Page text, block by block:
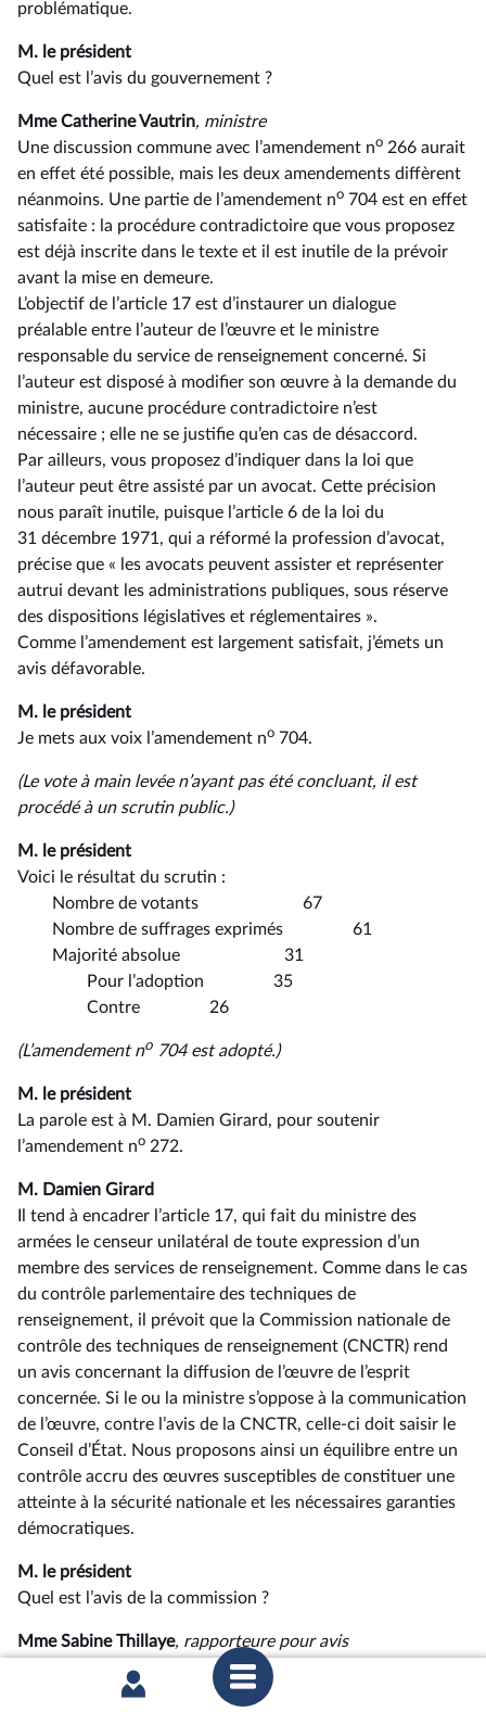
problématique.
M. le président
Quel est l’avis du gouvernement ?
Mme Catherine Vautrin, ministre
Une discussion commune avec l’amendement no 266 aurait
en effet été possible, mais les deux amendements diffèrent
néanmoins. Une partie de l’amendement no 704 est en effet
satisfaite : la procédure contradictoire que vous proposez
est déjà inscrite dans le texte et il est inutile de la prévoir
avant la mise en demeure.
L’objectif de l’article 17 est d’instaurer un dialogue
préalable entre l’auteur de l’œuvre et le ministre
responsable du service de renseignement concerné. Si
l’auteur est disposé à modifier son œuvre à la demande du
ministre, aucune procédure contradictoire n’est
nécessaire ; elle ne se justifie qu’en cas de désaccord.
Par ailleurs, vous proposez d’indiquer dans la loi que
l’auteur peut être assisté par un avocat. Cette précision
nous paraît inutile, puisque l’article 6 de la loi du
31 décembre 1971, qui a réformé la profession d’avocat,
précise que « les avocats peuvent assister et représenter
autrui devant les administrations publiques, sous réserve
des dispositions législatives et réglementaires ».
Comme l’amendement est largement satisfait, j’émets un
avis défavorable.
M. le président
Je mets aux voix l’amendement no 704.
(Le vote à main levée n’ayant pas été concluant, il est
procédé à un scrutin public.)
M. le président
Voici le résultat du scrutin :
Nombre de votants 67
Nombre de suffrages exprimés 61
Majorité absolue 31
Pour l’adoption 35
Contre 26
(L’amendement no 704 est adopté.)
M. le président
La parole est à M. Damien Girard, pour soutenir
l’amendement no 272.
M. Damien Girard
Il tend à encadrer l’article 17, qui fait du ministre des
armées le censeur unilatéral de toute expression d’un
membre des services de renseignement. Comme dans le cas
du contrôle parlementaire des techniques de
renseignement, il prévoit que la Commission nationale de
contrôle des techniques de renseignement (CNCTR) rend
un avis concernant la diffusion de l’œuvre de l’esprit
concernée. Si le ou la ministre s’oppose à la communication
de l’œuvre, contre l’avis de la CNCTR, celle-ci doit saisir le
Conseil d’État. Nous proposons ainsi un équilibre entre un
contrôle accru des œuvres susceptibles de constituer une
atteinte à la sécurité nationale et les nécessaires garanties
démocratiques.
M. le président
Quel est l’avis de la commission ?
Mme Sabine Thillaye, rapporteure pour avis
Le problème est que cela ne relève pas de la compétence de
la CNCTR, chargée de contrôler la mise en œuvre des